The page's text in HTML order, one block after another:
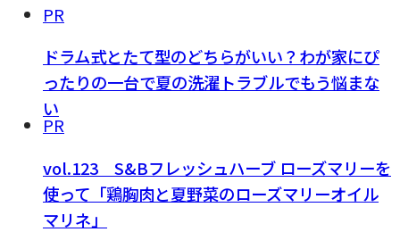
PR
ドラム式とたて型のどちらがいい？わが家にぴ
ったりの一台で夏の洗濯トラブルでもう悩まな
い
PR
vol.123 S&Bフレッシュハーブ ローズマリーを
使って「鶏胸肉と夏野菜のローズマリーオイル
マリネ」